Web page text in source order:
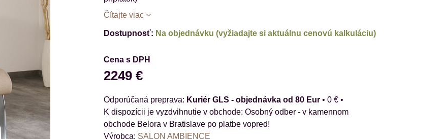
Čítajte viac
Dostupnosť: Na objednávku (vyžiadajte si aktuálnu cenovú kalkuláciu)
Cena s DPH
2249 €
Kuriér GLS - objednávka od 80 Eur• 0 € •
Osobný odber - v kamennom
obchode Belora v Bratislave po platbe vopred!
Výrobca: SALON AMBIENCE